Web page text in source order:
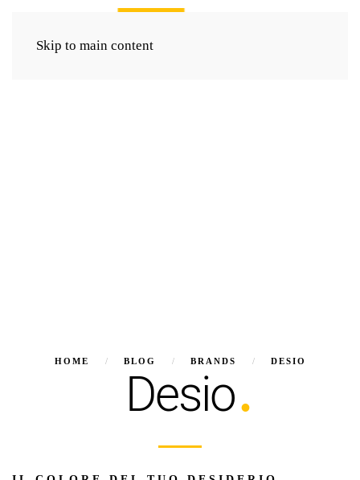
Skip to main content
HOME BLOG BRANDS DESIO
Desio